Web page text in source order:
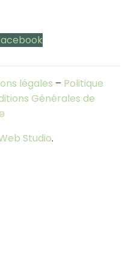
légales – Politique
Générales de
Studio.